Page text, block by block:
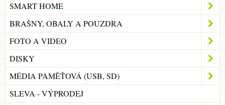
SMART HOME
BRAŠNY, OBALY A POUZDRA
FOTO A VIDEO
DISKY
MÉDIA PAMĚŤOVÁ (USB, SD)
SLEVA - VÝPRODEJ